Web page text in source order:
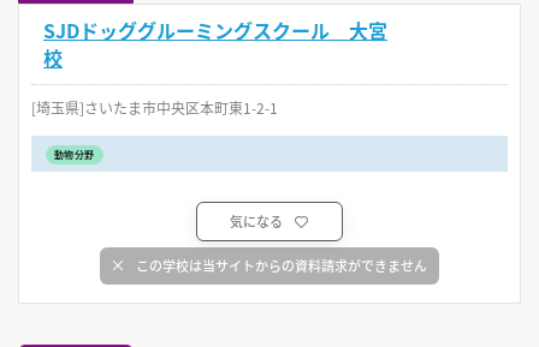
SJDドッググルーミングスクール 大宮
校
[埼玉県]さいたま市中央区本町東1-2-1
動物分野
気になる
この学校は当サイトからの資料請求ができません